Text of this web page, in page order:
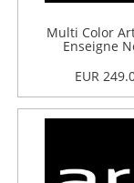
Multi Color
Enseigne
EUR